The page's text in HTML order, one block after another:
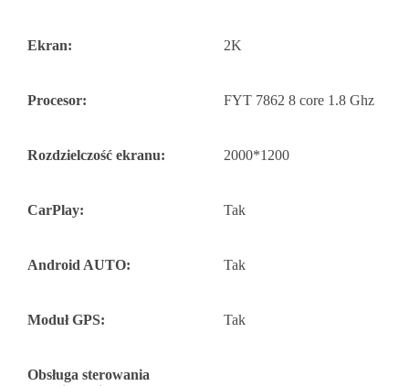
Ekran: 2K
Procesor: FYT 7862 8 core 1.8 Ghz
Rozdzielczość ekranu: 2000*1200
CarPlay: Tak
Android AUTO: Tak
Moduł GPS: Tak
Obsługa sterowania